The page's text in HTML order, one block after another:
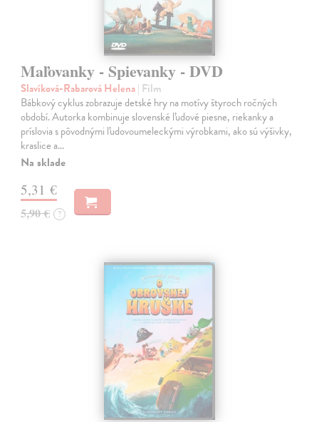
Maľovanky - Spievanky - DVD
Slavíková-Rabarová Helena| Film
Bábkový cyklus zobrazuje detské hry na motívy štyroch ročných
období. Autorka kombinuje slovenské ľudové piesne, riekanky a
príslovia s pôvodnými ľudovoumeleckými výrobkami, ako sú výšivky,
kraslice a…
Na sklade
5,31 €
5,90 € ?